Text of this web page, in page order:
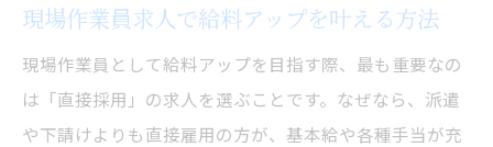
現場作業員求人で給料アップを叶える方法
現場作業員として給料アップを目指す際、最も重要なの
は「直接採用」の求人を選ぶことです。なぜなら、派遣
や下請けよりも直接雇用の方が、基本給や各種手当が充